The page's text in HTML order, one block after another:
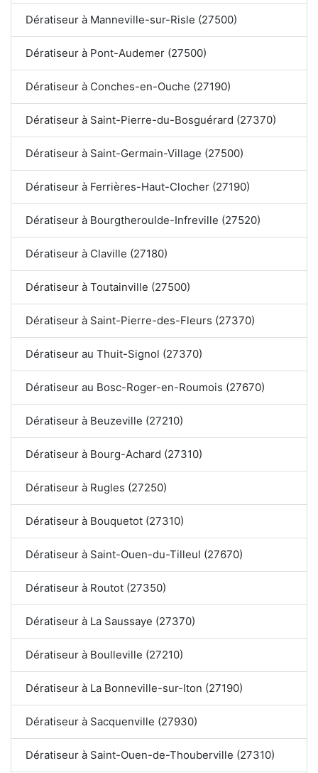
Dératiseur à Manneville-sur-Risle (27500)
Dératiseur à Pont-Audemer (27500)
Dératiseur à Conches-en-Ouche (27190)
Dératiseur à Saint-Pierre-du-Bosguérard (27370)
Dératiseur à Saint-Germain-Village (27500)
Dératiseur à Ferrières-Haut-Clocher (27190)
Dératiseur à Bourgtheroulde-Infreville (27520)
Dératiseur à Claville (27180)
Dératiseur à Toutainville (27500)
Dératiseur à Saint-Pierre-des-Fleurs (27370)
Dératiseur au Thuit-Signol (27370)
Dératiseur au Bosc-Roger-en-Roumois (27670)
Dératiseur à Beuzeville (27210)
Dératiseur à Bourg-Achard (27310)
Dératiseur à Rugles (27250)
Dératiseur à Bouquetot (27310)
Dératiseur à Saint-Ouen-du-Tilleul (27670)
Dératiseur à Routot (27350)
Dératiseur à La Saussaye (27370)
Dératiseur à Boulleville (27210)
Dératiseur à La Bonneville-sur-Iton (27190)
Dératiseur à Sacquenville (27930)
Dératiseur à Saint-Ouen-de-Thouberville (27310)